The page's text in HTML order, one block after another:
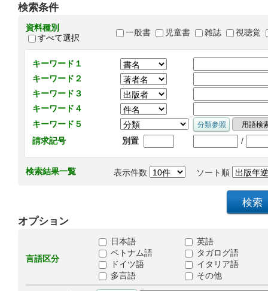
検索条件
資料種別
すべて選択
一般書 児童書 雑誌 視聴覚
キーワード１
キーワード２
キーワード３
キーワード４
キーワード５
請求記号
別置 /
検索結果一覧 表示件数 ソート順
オプション
言語区分
日本語
英語
ベトナム語
タガログ語
ドイツ語
イタリア語
多言語
その他